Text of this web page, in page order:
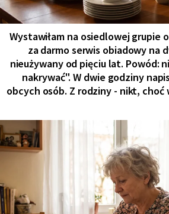
Wystawiłam na osiedlowej grupie
za darmo serwis obiadowy na
nieużywany od pięciu lat. Powód:
nakrywać". W dwie godziny
obcych osób. Z rodziny - nikt, choć